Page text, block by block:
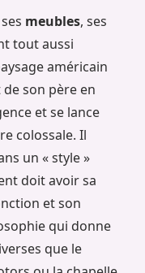
meubles, ses
tout aussi
américain
son père en
et se lance
colossale. Il
un « style »
doit avoir sa
et son
qui donne
que le